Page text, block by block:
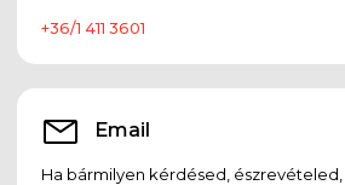
+36/1 411 3601
Email
Ha bármilyen kérdésed,